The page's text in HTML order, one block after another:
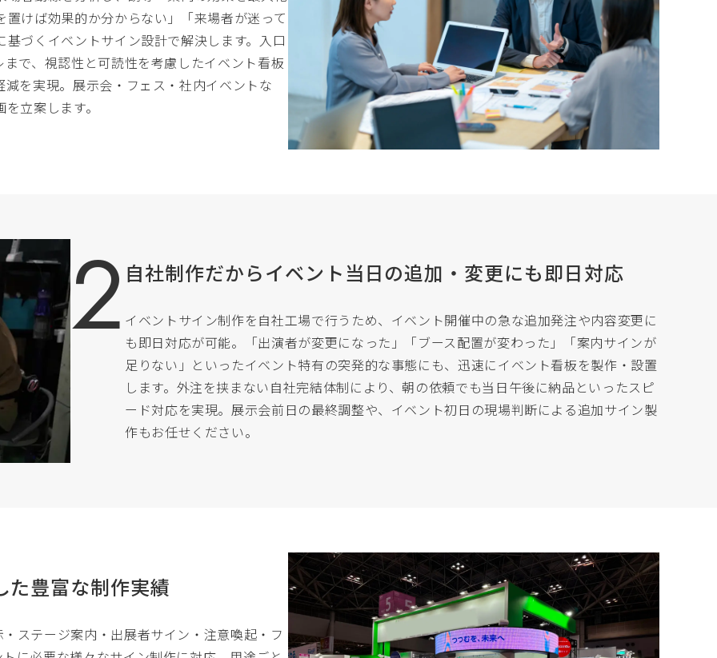
けば効果的か分からない」「来場者が迷って
づくイベントサイン設計で解決します。入口
で、視認性と可読性を考慮したイベント看板
を実現。展示会・フェス・社内イベントな
立案します。
自社制作だからイベント当日の追加・変更にも即日対応
イベントサイン制作を自社工場で行うため、イベント開催中の急な追加発注や内容変更に
も即日対応が可能。「出演者が変更になった」「ブース配置が変わった」「案内サインが
足りない」といったイベント特有の突発的な事態にも、迅速にイベント看板を製作・設置
します。外注を挟まない自社完結体制により、朝の依頼でも当日午後に納品といったスピ
ード対応を実現。展示会前日の最終調整や、イベント初日の現場判断による追加サイン製
作もお任せください。
た豊富な制作実績
ステージ案内・出展者サイン・注意喚起・フ